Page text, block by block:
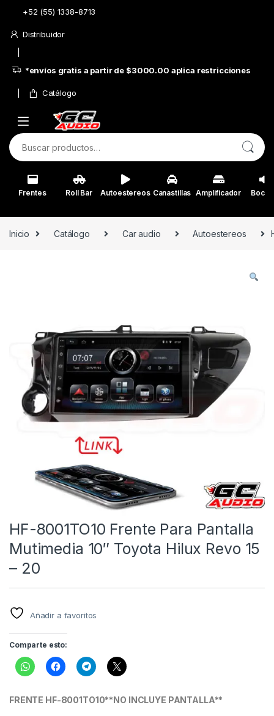
Skip to navigation
Skip to content
+52 (55) 1338-8713
Distribuidor
*envíos gratis a partir de $3000.00 aplica restricciones
Catálogo
Buscar por:
Frentes Roll Bar Autoestereos Canastillas Amplificador
Inicio Catálogo Car audio Autoestereos
HF-8001TO10 Frente Para Pantalla
Mutimedia 10″ Toyota Hilux Revo 15
– 20
Añadir a favoritos
Comparte esto:
FRENTE HF-8001TO10**NO INCLUYE PANTALLA**